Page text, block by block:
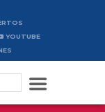
YOUTUBE